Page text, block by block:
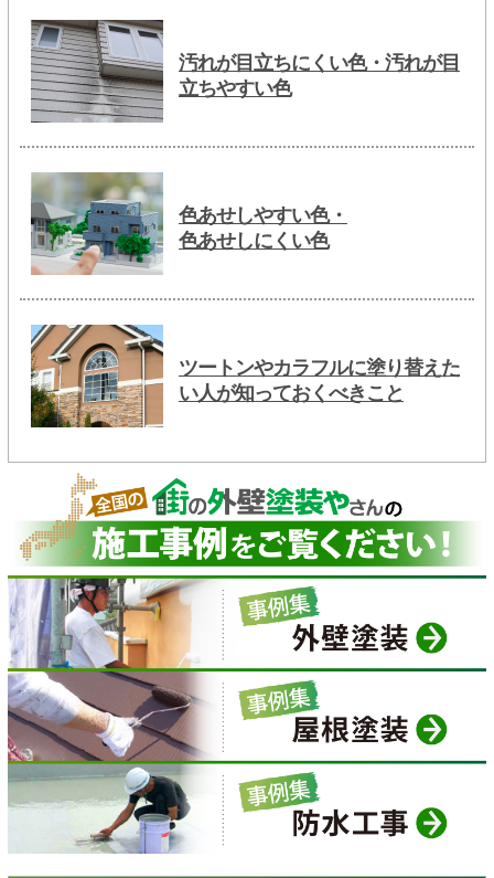
汚れが目立ちにくい色・汚れが目
立ちやすい色
色あせしやすい色・
色あせしにくい色
ツートンやカラフルに塗り替えた
い人が知っておくべきこと